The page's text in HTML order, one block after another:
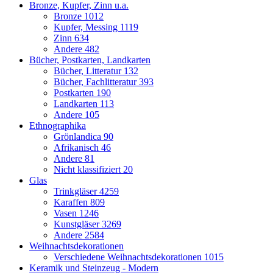
Bronze, Kupfer, Zinn u.a.
Bronze 1012
Kupfer, Messing 1119
Zinn 634
Andere 482
Bücher, Postkarten, Landkarten
Bücher, Litteratur 132
Bücher, Fachlitteratur393
Postkarten 190
Landkarten 113
Andere 105
Ethnographika
Grönlandica 90
Afrikanisch 46
Andere 81
Nicht klassifiziert 20
Glas
Trinkgläser4259
Karaffen 809
Vasen 1246
Kunstgläser3269
Andere 2584
Weihnachtsdekorationen
Verschiedene Weihnachtsdekorationen 1015
Keramik und Steinzeug - Modern